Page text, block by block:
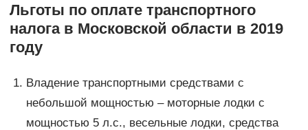
Льготы по оплате транспортного
налога в Московской области в 2019
году
Владение транспортными средствами с
небольшой мощностью – моторные лодки с
мощностью 5 л.с., весельные лодки, средства